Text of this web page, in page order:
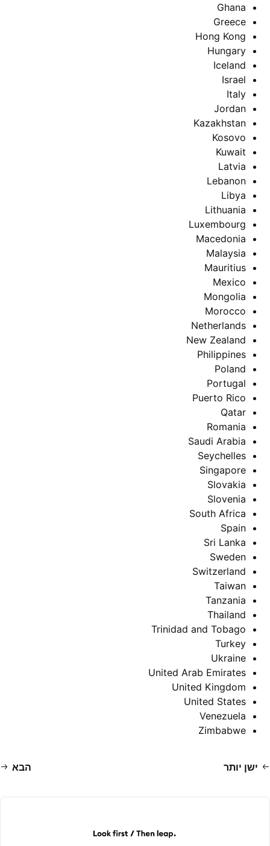
Ghana
Greece
Hong Kong
Hungary
Iceland
Israel
Italy
Jordan
Kazakhstan
Kosovo
Kuwait
Latvia
Lebanon
Libya
Lithuania
Luxembourg
Macedonia
Malaysia
Mauritius
Mexico
Mongolia
Morocco
Netherlands
New Zealand
Philippines
Poland
Portugal
Puerto Rico
Qatar
Romania
Saudi Arabia
Seychelles
Singapore
Slovakia
Slovenia
South Africa
Spain
Sri Lanka
Sweden
Switzerland
Taiwan
Tanzania
Thailand
Trinidad and Tobago
Turkey
Ukraine
United Arab Emirates
United Kingdom
United States
Venezuela
Zimbabwe
ישן יותר הבא